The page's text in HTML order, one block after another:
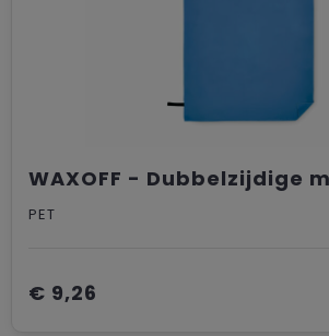
PET
€ 9,26